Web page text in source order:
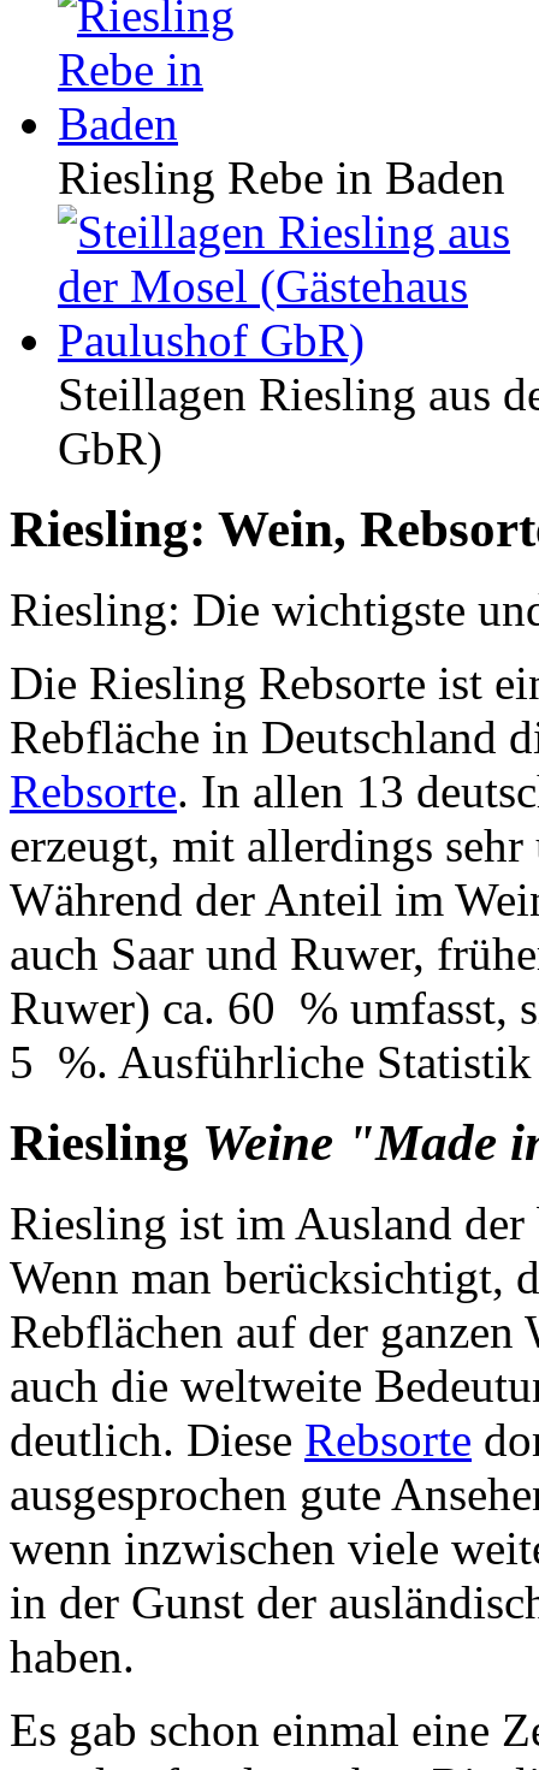
Riesling Rebe in Baden
Steillagen Riesling aus
GbR)
Riesling: Wein,
Riesling: Die wichtigste
Die Riesling Rebsorte ist
Rebfläche in Deutschland
Rebsorte. In allen 13
erzeugt, mit allerdings
Während der Anteil im
auch Saar und Ruwer,
Ruwer) ca. 60 % umfasst,
5 %. Ausführliche
Riesling Weine "Made
Riesling ist im Ausland der
Wenn man berücksichtigt,
Rebflächen auf der
auch die weltweite
deutlich. Diese Rebsorte
ausgesprochen gute
wenn inzwischen viele
in der Gunst der
haben.
Es gab schon einmal eine